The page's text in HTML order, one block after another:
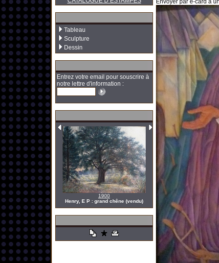
Tableau
Sculpture
Dessin
Entrez votre email pour souscrire à
notre lettre d'information :
1900
Henry, E P : grand chêne (vendu)
Envoyer par e-card à